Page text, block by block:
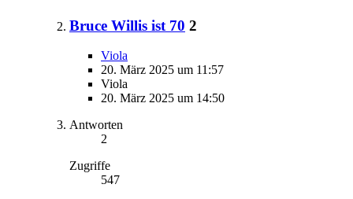
Bruce Willis ist 70 2
Viola
20. März 2025 um 11:57
Viola
20. März 2025 um 14:50
Antworten
2
Zugriffe
547